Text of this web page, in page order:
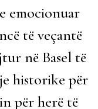
emocionuar
të veçantë
në Basel të
historike për
për herë të